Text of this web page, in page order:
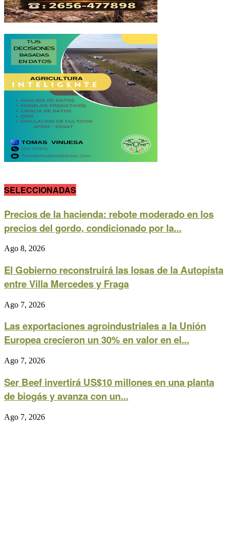
SELECCIONADAS
Precios de la hacienda: rebote moderado en los
precios del gordo, condicionado por la...
Ago 8, 2026
El Gobierno reconstruirá las losas de la Autopista
entre Villa Mercedes y Fraga
Ago 7, 2026
Las exportaciones agroindustriales a la Unión
Europea crecieron un 30% en valor en el...
Ago 7, 2026
Ser Beef invertirá US$10 millones en una planta
de biogás y avanza con un...
Ago 7, 2026